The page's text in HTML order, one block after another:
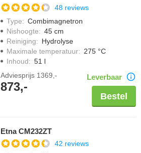
48 reviews
Type: Combimagnetron
Nishoogte: 45 cm
Reiniging: Hydrolyse
Maximale temperatuur: 275 °C
Inhoud: 51 l
Adviesprijs 1369,-
873,-
Leverbaar
Bestel
Etna CM232ZT
42 reviews